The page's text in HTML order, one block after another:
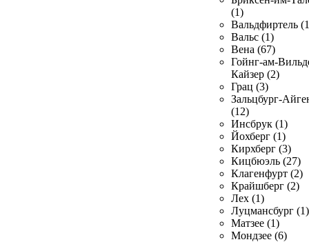
(1)
Вальдфиртель
Вальс (1)
Вена (67)
Гойнг-ам-
Кайзер (2)
Грац (3)
Зальцбург-
(12)
Инсбрук (1)
Йохберг (1)
Кирхберг (3)
Кицбюэль (27)
Клагенфурт (2)
Крайшберг (2)
Лех (1)
Луцмансбург (1)
Матзее (1)
Мондзее (6)